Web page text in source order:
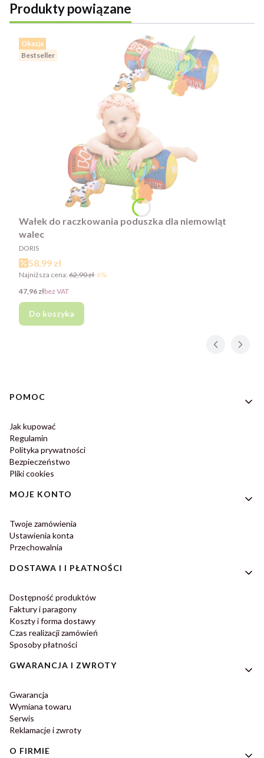
Produkty powiązane
Okazja
Bestseller
Wałek do raczkowania poduszka dla niemowląt
walec
PRODUCENT
DORIS
Cena promocyjna
58,99 zł
Najniższa cena: 62,90 zł-6%
Cena
47,96 złbez VAT
Do koszyka
Linki w stopce
POMOC
Jak kupować
Regulamin
Polityka prywatności
Bezpieczeństwo
Pliki cookies
MOJE KONTO
Twoje zamówienia
Ustawienia konta
Przechowalnia
DOSTAWA I I PŁATNOŚCI
Dostępność produktów
Faktury i paragony
Koszty i forma dostawy
Czas realizacji zamówień
Sposoby płatności
GWARANCJA I ZWROTY
Gwarancja
Wymiana towaru
Serwis
Reklamacje i zwroty
O FIRMIE